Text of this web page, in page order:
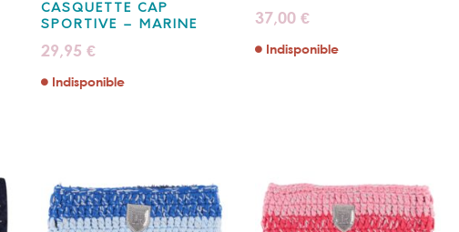
CASQUETTE CAP
SPORTIVE – MARINE
29,95 €
Indisponible
37,00 €
Indisponible